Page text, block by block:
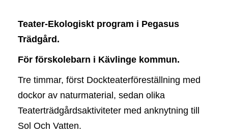
Teater-Ekologiskt program i Pegasus
Trädgård.
För förskolebarn i Kävlinge kommun.
Tre timmar, först Dockteaterföreställning med
dockor av naturmaterial, sedan olika
Teaterträdgårdsaktiviteter med anknytning till
Sol Och Vatten.